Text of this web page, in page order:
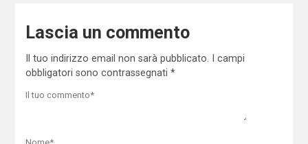
Lascia un commento
Il tuo indirizzo email non sarà pubblicato.
I campi
obbligatori sono contrassegnati *